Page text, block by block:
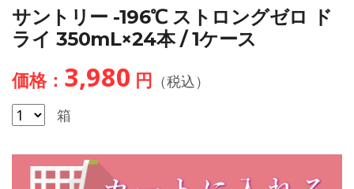
サントリー -196℃ ストロングゼロ ド
ライ 350mL×24本 / 1ケース
価格： 3,980 円 （税込）
箱